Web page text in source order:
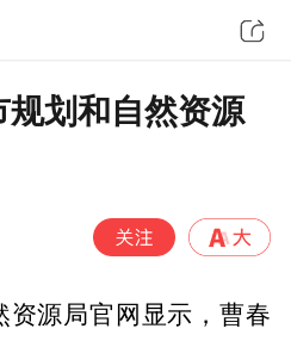
划和自然资源
资源局官网显示，曹春